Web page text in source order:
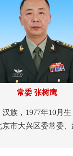
常委 张树鹰
，1977年10月生
市大兴区委常委、